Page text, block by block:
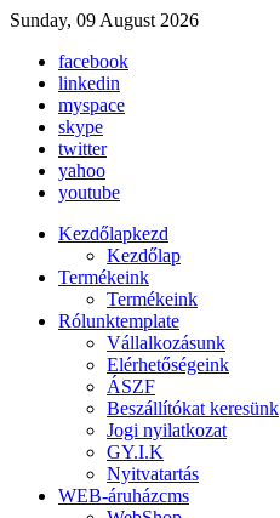
Sunday, 09 August 2026
facebook
linkedin
myspace
skype
twitter
yahoo
youtube
Kezdőlapkezd
Kezdőlap
Termékeink
Termékeink
Rólunktemplate
Vállalkozásunk
Elérhetőségeink
ÁSZF
Beszállítókat keresünk
Jogi nyilatkozat
GY.I.K
Nyitvatartás
WEB-áruházcms